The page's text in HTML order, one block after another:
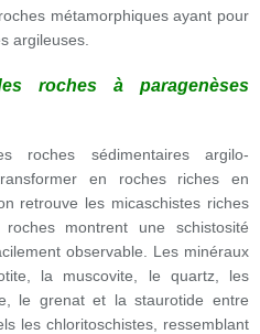
métamorphiques ayant pour
argileuses.
roches à paragenèses
roches sédimentaires argilo-
en roches riches en
retrouve les micaschistes riches
montrent une schistosité
observable. Les minéraux
la muscovite, le quartz, les
le grenat et la staurotide entre
les chloritoschistes, ressemblant